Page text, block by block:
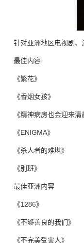
针对亚洲地区电视剧
最佳内容
《繁花》
《香烟女孩》
《精神病房也会迎来清
《ENIGMA》
《杀人者的难堪》
《别班》
最佳亚洲内容
《1286》
《不够善良的我们》
《不完美受害人》